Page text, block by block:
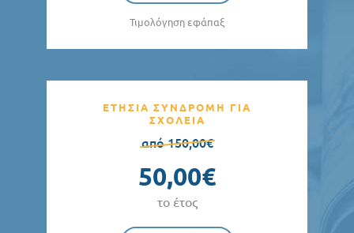
Τιμολόγηση εφάπαξ
ΕΤΗΣΙΑ ΣΥΝΔΡΟΜΗ ΓΙΑ
ΣΧΟΛΕΙΑ
από 150,00€
50,00€
το έτος